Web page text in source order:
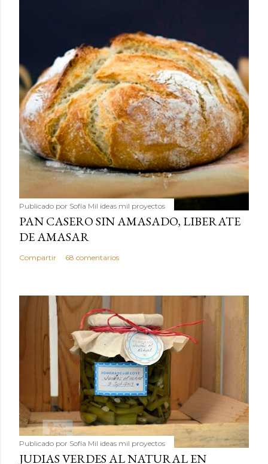
Publicado por Sofía Mil ideas mil proyectos
PAN CASERO SIN AMASADO, LIBERATE
DE AMASAR
Compartir 68 comentarios
Publicado por Sofía Mil ideas mil proyectos
JUDIAS VERDES AL NATURAL EN